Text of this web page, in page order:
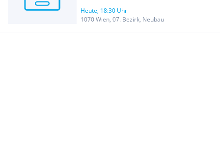
Heute, 18:30 Uhr
1070 Wien, 07. Bezirk, Neubau